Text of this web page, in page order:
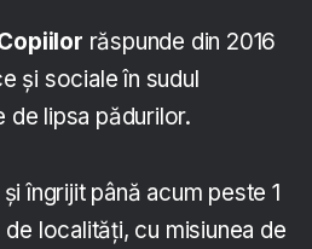
răspunde din 2016
și sociale în sudul
de lipsa pădurilor.
îngrijit până acum peste 1
localități, cu misiunea de